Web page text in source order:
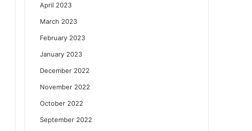
April 2023
March 2023
February 2023
January 2023
December 2022
November 2022
October 2022
September 2022